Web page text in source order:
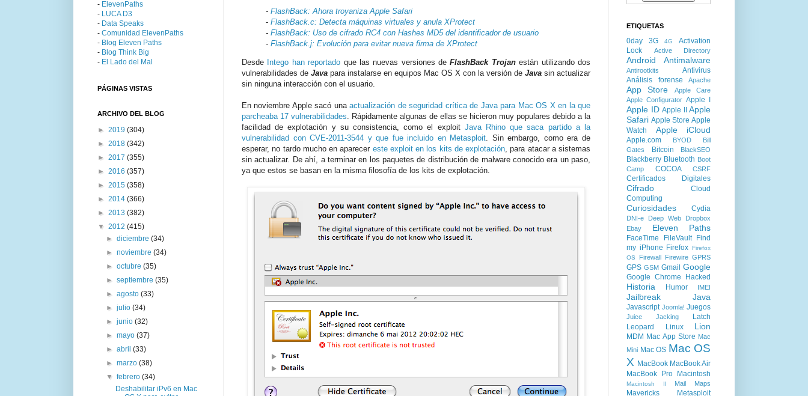
- FlashBack: Ahora troyaniza Apple Safari
- FlashBack.c: Detecta máquinas virtuales y anula XProtect
- FlashBack: Uso de cifrado RC4 con Hashes MD5 del identificador de usuario
- FlashBack.j: Evolución para evitar nueva firma de XProtect
Desde Intego han reportado que las nuevas versiones deFlashBack Trojanestán utilizando dos
vulnerabilidades de Java para instalarse en equipos Mac OS X con la versión de Java sin actualizar
sin ninguna interacción con el usuario.
En noviembre Apple sacó unaactualización de seguridad crítica de Java para Mac OS X en la que
parcheaba 17 vulnerabilidades . Rápidamente algunas de ellas se hicieron muy populares debido a la
facilidad de explotación y su consistencia, como el exploit Java Rhino que saca partido a la
vulnerabilidad con CVE-2011-3544 y que fue incluido en Metasploit . Sin embargo, como era de
esperar, no tardo mucho en aparecer este exploit en los kits de explotación , para atacar a sistemas
sin actualizar. De ahí, a terminar en los paquetes de distribución de malware conocido era un paso,
ya que estos se basan en la misma filosofía de los kits de explotación.
- ElevenPaths
- LUCA D3
- Data Speaks
- Comunidad ElevenPaths
- Blog Eleven Paths
- Blog Think Big
- El Lado del Mal
PÁGINAS VISTAS
ARCHIVO DEL BLOG
► 2019 (304)
► 2018 (342)
► 2017 (355)
► 2016 (357)
► 2015 (358)
► 2014 (366)
► 2013 (382)
▼ 2012 (415)
►diciembre(34)
►noviembre(34)
►octubre(35)
►septiembre(35)
►agosto(33)
►julio(34)
►junio(32)
►mayo(37)
►abril(33)
►marzo(38)
▼febrero(34)
Deshabilitar iPv6 en Mac
ETIQUETAS
0day 3G 4G
Activation
Lock
Active Directory
Android Antimalware
Antirootkits
Antivirus
Análisis forense
Apache
App Store
Apple Care
Apple Configurator Apple I
Apple ID Apple II
Apple
Safari Apple Store Apple
Watch
Apple iCloud
Apple.com BYOD
Bill
Gates
Bitcoin BlackSEO
Blackberry Bluetooth Boot
Camp
COCOA CSRF
Certificados Digitales
Cifrado
Cloud
Computing
Curiosidades Cydia
DNI-e Deep Web
Dropbox
Ebay
Eleven Paths
FaceTime FileVault
Find
my iPhone Firefox Firefox
OS
Firewall Firewire GPRS
GPS GSM Gmail Google
Google Chrome Hacked
Historia Humor IMEI
Jailbreak Java
Javascript Joomla! Juegos
Juice Jacking
Latch
Leopard
Linux Lion
MDM Mac App Store Mac
Mini Mac OS Mac OS
X MacBook MacBook Air
MacBook Pro
Macintosh
Macintosh II Mail Maps
Mavericks Metasploit